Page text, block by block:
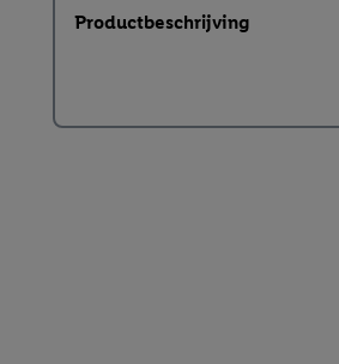
Productbeschrijving